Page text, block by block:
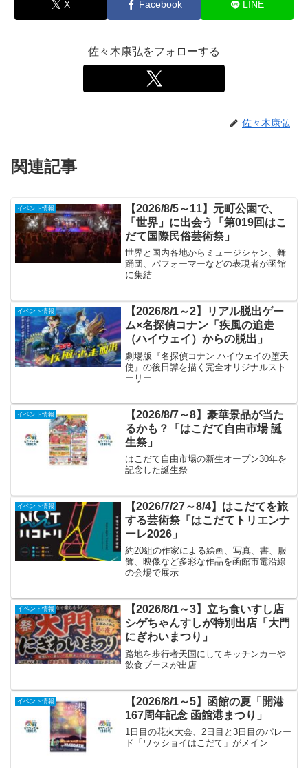
X Facebook LINE
佐々木康弘をフォローする
佐々木康弘
関連記事
イベント情報
【2026/8/5～11】元町公園で、
「世界」に出会う「第019回はこ
だて国際民俗芸術祭」
世界と国内各地からミュージシャン、舞
踊団、パフォーマーなどの表現者が函館
に集結
イベント情報
【2026/8/1～2】リアル脱出ゲー
ム×名探偵コナン「疾風の追走
（ハイウェイ）からの脱出」
劇場版『名探偵コナン ハイウェイの堕天
使』の後日譚を描く完全オリジナルスト
ーリー
イベント情報
【2026/8/7～8】豪華景品が当た
るかも？「はこだて自由市場 誕
生祭」
はこだて自由市場の新生オープン30年を
記念した誕生祭
イベント情報
【2026/7/27～8/4】はこだてを旅
する芸術祭「はこだてトリエンナ
ーレ2026」
約20組の作家による絵画、写真、書、服
飾、映像など多彩な作品を函館市電沿線
の会場で展示
イベント情報
【2026/8/1～3】立ち食いすし店
シゲちゃんすしが特別出店「大門
にぎわいまつり」
路地を歩行者天国にしてキッチンカーや
飲食ブースが出店
イベント情報
【2026/8/1～5】函館の夏「開港
167周年記念 函館港まつり」
1日目の花火大会、2日目と3日目のパレー
ド「ワッショイはこだて」がメイン